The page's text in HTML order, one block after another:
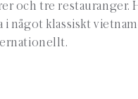
och tre restauranger.
något klassiskt